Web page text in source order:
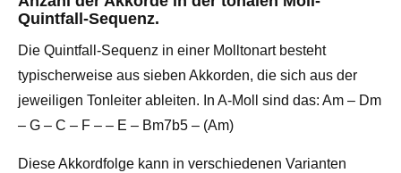
Quintfall-Sequenz.
Die Quintfall-Sequenz in einer Molltonart besteht
typischerweise aus sieben Akkorden, die sich aus der
jeweiligen Tonleiter ableiten. In A-Moll sind das: Am – Dm
– G – C – F – – E – Bm7b5 – (Am)
Diese Akkordfolge kann in verschiedenen Varianten